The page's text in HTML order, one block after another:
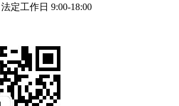
法定工作日 9:00-18:00